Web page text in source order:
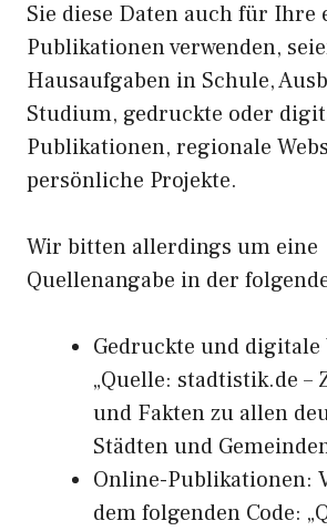
Sie diese Daten auch für Ihre
Publikationen verwenden,
Hausaufgaben in Schule,
Studium, gedruckte oder
Publikationen, regionale
persönliche Projekte.
Wir bitten allerdings um eine
Quellenangabe in der
Gedruckte und digitale
„Quelle: stadtistik.de –
und Fakten zu allen
Städten und
Online-Publikationen:
dem folgenden Code: